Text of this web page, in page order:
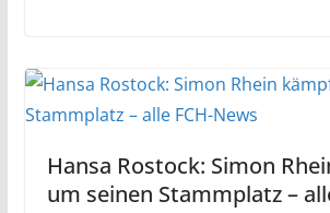
Hansa Rostock: Simon
um seinen Stammplatz –